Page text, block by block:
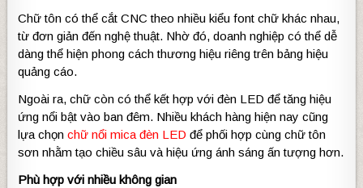
Chữ tôn có thể cắt CNC theo nhiều kiểu font chữ khác nhau,
từ đơn giản đến nghệ thuật. Nhờ đó, doanh nghiệp có thể dễ
dàng thể hiện phong cách thương hiệu riêng trên bảng hiệu
quảng cáo.
Ngoài ra, chữ còn có thể kết hợp với đèn LED để tăng hiệu
ứng nổi bật vào ban đêm. Nhiều khách hàng hiện nay cũng
lựa chọnchữ nổi mica đèn LED để phối hợp cùng chữ tôn
sơn nhằm tạo chiều sâu và hiệu ứng ánh sáng ấn tượng hơn.
Phù hợp với nhiều không gian